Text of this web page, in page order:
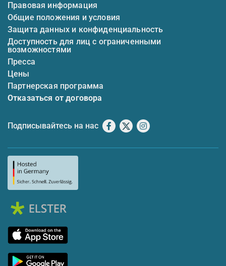
Правовая информация
Общие положения и условия
Защита данных и конфиденциальность
Доступность для лиц с ограниченными
возможностями
Пресса
Цены
Партнерская программа
Отказаться от договора
Подписывайтесь на нас Facebook
X Instagram